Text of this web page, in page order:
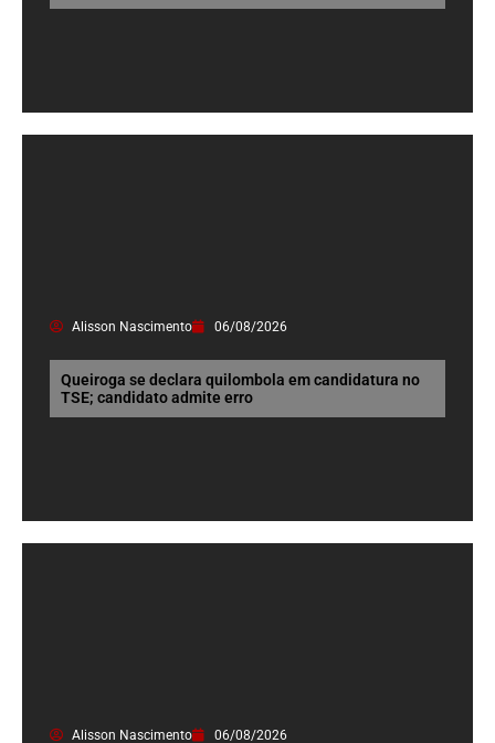
Alisson Nascimento 06/08/2026
Queiroga se declara quilombola em candidatura no
TSE; candidato admite erro
Alisson Nascimento 06/08/2026